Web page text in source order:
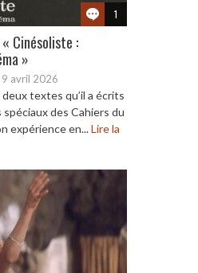
1
Cinésoliste :
»
9 avril 2026
deux textes qu’il a écrits
des Cahiers du
expérience en...Lire la